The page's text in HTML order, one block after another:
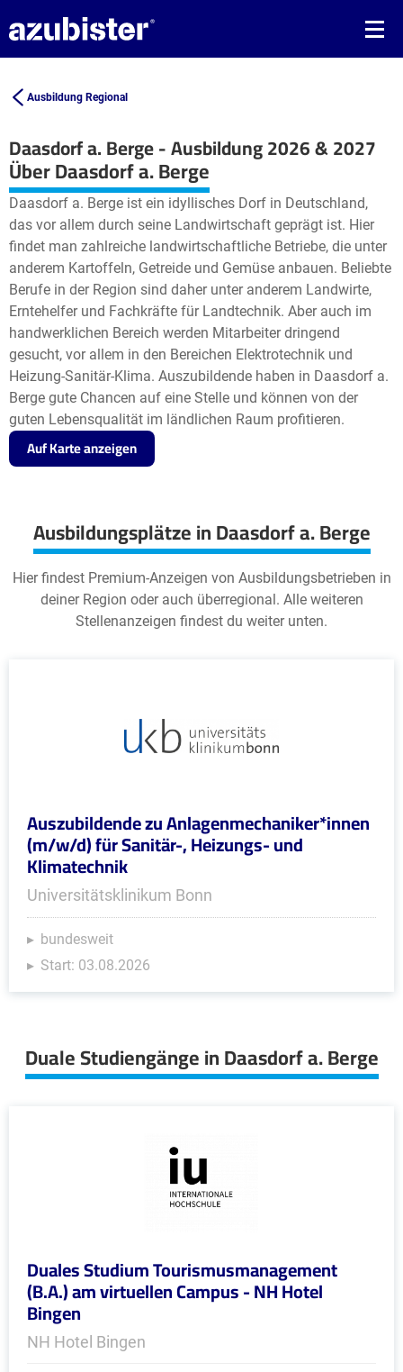
Ausbildung Regional
Daasdorf a. Berge - Ausbildung 2026 & 2027
+
−
Leaflet| ©OpenStreetMap2contributors
Über Daasdorf a. Berge
Daasdorf a. Berge ist ein idyllisches Dorf in Deutschland,
das vor allem durch seine Landwirtschaft geprägt ist. Hier
findet man zahlreiche landwirtschaftliche Betriebe, die unter
anderem Kartoffeln, Getreide und Gemüse anbauen. Beliebte
Berufe in der Region sind daher unter anderem Landwirte,
Erntehelfer und Fachkräfte für Landtechnik. Aber auch im
handwerklichen Bereich werden Mitarbeiter dringend
gesucht, vor allem in den Bereichen Elektrotechnik und
Heizung-Sanitär-Klima. Auszubildende haben in Daasdorf a.
Berge gute Chancen auf eine Stelle und können von der
guten Lebensqualität im ländlichen Raum profitieren.
Auf Karte anzeigen
Ausbildungsplätze in Daasdorf a. Berge
Hier findest Premium-Anzeigen von Ausbildungsbetrieben in
deiner Region oder auch überregional. Alle weiteren
Stellenanzeigen findest du weiter unten.
Auszubildende zu Anlagenmechaniker*innen
(m/w/d) für Sanitär-, Heizungs- und
Klimatechnik
Universitätsklinikum Bonn
bundesweit
Start: 03.08.2026
Duale Studiengänge in Daasdorf a. Berge
Duales Studium Tourismusmanagement
(B.A.) am virtuellen Campus - NH Hotel
Bingen
NH Hotel Bingen